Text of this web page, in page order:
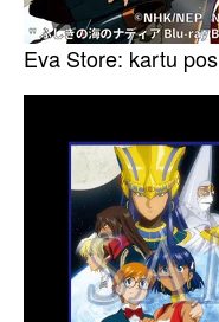
Eva Store: kartu pos